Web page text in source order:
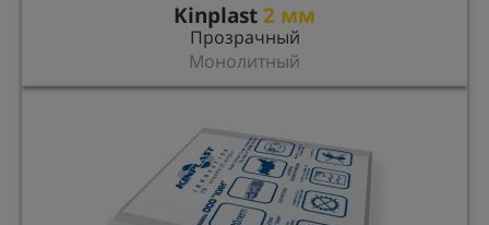
Kinplast2 мм
Прозрачный
Монолитный